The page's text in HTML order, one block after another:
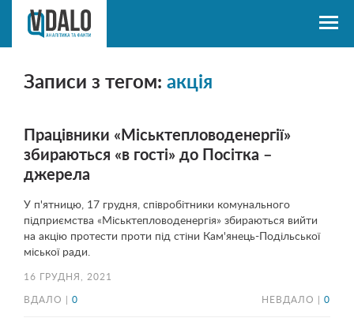
Записи з тегом: акція
Працівники «Міськтепловоденергії»
збираються «в гості» до Посітка –
джерела
У п'ятницю, 17 грудня, співробітники комунального
підприємства «Міськтепловоденергія» збираються вийти
на акцію протести проти під стіни Кам'янець-Подільської
міської ради.
16 ГРУДНЯ, 2021
ВДАЛО | 0 НЕВДАЛО | 0